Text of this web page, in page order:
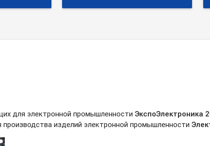
для электронной промышленности ЭкспоЭлектроника
изделий электронной промышленности